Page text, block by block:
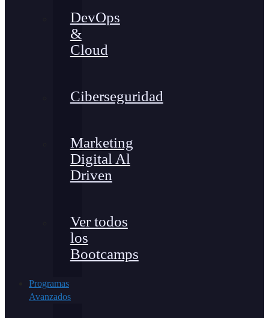
DevOps
&
Cloud
Ciberseguridad
Marketing
Digital Al
Driven
Ver todos
los
Bootcamps
Programas
Avanzados